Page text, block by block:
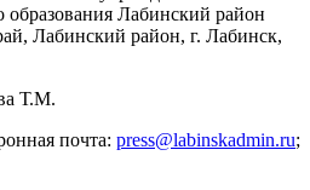
Лабинский район
Лабинский район, г. Лабинск,
Т.М.
почта: press@labinskadmin.ru;